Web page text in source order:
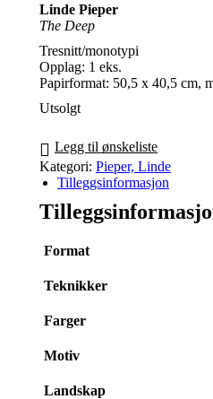
Linde Pieper
The Deep
Tresnitt/monotypi
Opplag: 1 eks.
Papirformat: 50,5 x 40,5 cm,
Utsolgt
Legg til ønskeliste
Kategori: Pieper, Linde
Tilleggsinformasjon
Format
Teknikker
Farger
Motiv
Landskap